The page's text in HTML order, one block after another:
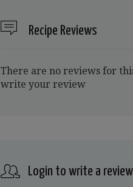
Recipe Reviews
There are no reviews for
write your review
Login to write a review